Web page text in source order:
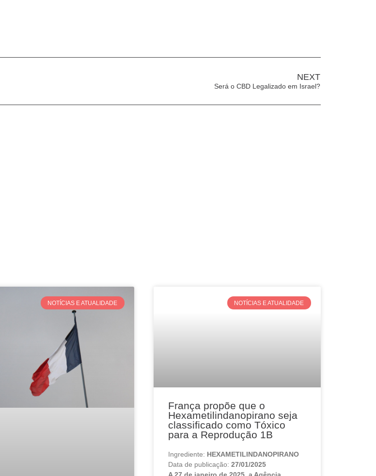
NEXT
Será o CBD Legalizado em Israel?
NOTÍCIAS E ATUALIDADE NOTÍCIAS E ATUALIDADE
França propõe que o
Hexametilindanopirano seja
classificado como Tóxico
para a Reprodução 1B
Ingrediente: HEXAMETILINDANOPIRANO
Data de publicação: 27/01/2025
A 27 de janeiro de 2025, a Agência